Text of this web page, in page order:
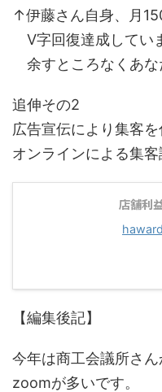
↑伊藤さん自身、月
V字回復達成してい
余すところなくあな
追伸その2
広告宣伝により集客
オンラインによる集
店舗利
【編集後記】
今年は商工会議所さ
zoomが多いです。